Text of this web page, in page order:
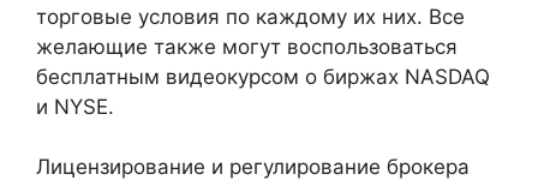
торговые условия по каждому их них. Все
желающие также могут воспользоваться
бесплатным видеокурсом о биржах NASDAQ
и NYSE.
Лицензирование и регулирование брокера